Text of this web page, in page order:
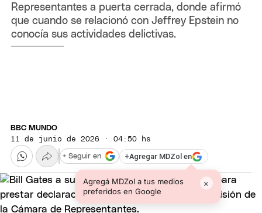
Representantes a puerta cerrada, donde afirmó
que cuando se relacionó con Jeffrey Epstein no
conocía sus actividades delictivas.
BBC MUNDO
11 de junio de 2026 · 04:50 hs
+Agregar MDZol en
Agregá MDZol a tus medios
preferidos en Google
×
+ Seguir en